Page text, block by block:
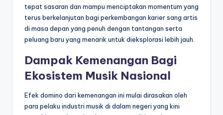
tepat sasaran dan mampu menciptakan momentum yang
terus berkelanjutan bagi perkembangan karier sang artis
di masa depan yang penuh dengan tantangan serta
peluang baru yang menarik untuk dieksplorasi lebih jauh.
Dampak Kemenangan Bagi
Ekosistem Musik Nasional
Efek domino dari kemenangan ini mulai dirasakan oleh
para pelaku industri musik di dalam negeri yang kini